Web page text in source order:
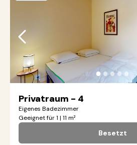
●●●● ●
Privatraum - 4
Eigenes Badezimmer
Geeignet für 1 | 11 m²
Besetzt